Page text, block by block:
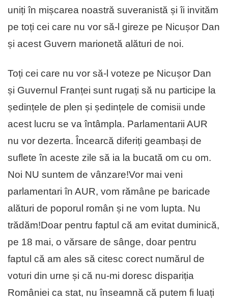
uniți în mișcarea noastră suveranistă și îi invităm
pe toți cei care nu vor să-l gireze pe Nicușor Dan
și acest Guvern marionetă alături de noi.
Toți cei care nu vor să-l voteze pe Nicușor Dan
și Guvernul Franței sunt rugați să nu participe la
ședințele de plen și ședințele de comisii unde
acest lucru se va întâmpla. Parlamentarii AUR
nu vor dezerta. Încearcă diferiți geambași de
suflete în aceste zile să ia la bucată om cu om.
Noi NU suntem de vânzare!Vor mai veni
parlamentari în AUR, vom rămâne pe baricade
alături de poporul român și ne vom lupta. Nu
trădăm!Doar pentru faptul că am evitat duminică,
pe 18 mai, o vărsare de sânge, doar pentru
faptul că am ales să citesc corect numărul de
voturi din urne și că nu-mi doresc dispariția
României ca stat, nu înseamnă că putem fi luați